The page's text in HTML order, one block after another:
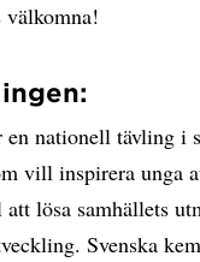
välkomna!
nationell tävling i
vill inspirera unga
lösa samhällets
Svenska